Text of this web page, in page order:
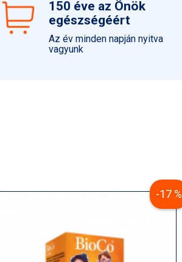
150 éve az Önök
egészségéért
Az év minden napján nyitva
vagyunk
-17 %